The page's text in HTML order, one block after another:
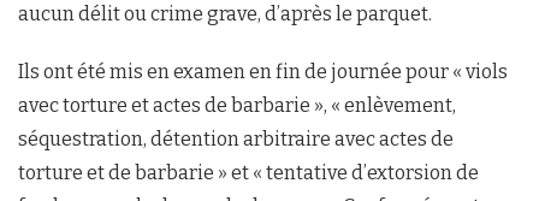
aucun délit ou crime grave, d’après le parquet.
Ils ont été mis en examen en fin de journée pour « viols
avec torture et actes de barbarie », « enlèvement,
séquestration, détention arbitraire avec actes de
torture et de barbarie » et « tentative d’extorsion de